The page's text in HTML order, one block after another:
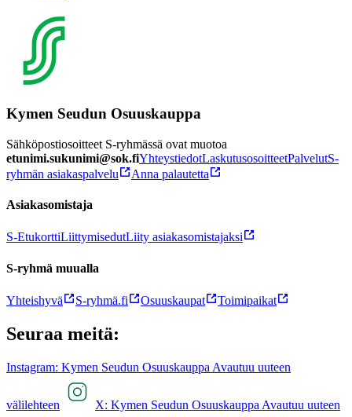
Kymen Seudun Osuuskauppa
Sähköpostiosoitteet S-ryhmässä ovat muotoa
etunimi.sukunimi@sok.fiYhteystiedotLaskutusosoitteetPalvelutS-
ryhmän asiakaspalvelu
Anna palautetta
Asiakasomistaja
S-EtukorttiLiittymisedutLiity asiakasomistajaksi
S-ryhmä muualla
Yhteishyvä S-ryhmä.fi Osuuskaupat Toimipaikat
Seuraa meitä:
Instagram: Kymen Seudun Osuuskauppa Avautuu uuteen
välilehteen X: Kymen Seudun Osuuskauppa Avautuu uuteen